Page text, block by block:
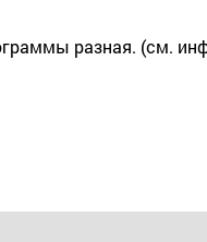
разная. (см.